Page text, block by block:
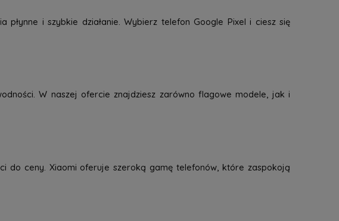
i szybkie działanie. Wybierz telefon Google Pixel i ciesz się
W naszej ofercie znajdziesz zarówno flagowe modele, jak i
do ceny. Xiaomi oferuje szeroką gamę telefonów, które zaspokoją